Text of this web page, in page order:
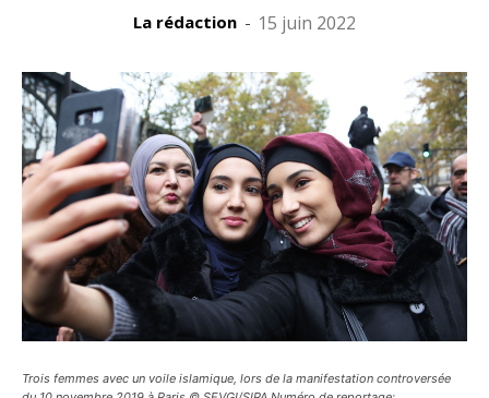
La rédaction - 15 juin 2022
Trois femmes avec un voile islamique, lors de la manifestation controversée